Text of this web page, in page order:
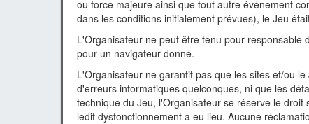
ou force majeure ainsi que tout autre événement
dans les conditions initialement prévues), le Jeu
L'Organisateur ne peut être tenu pour
pour un navigateur donné.
L'Organisateur ne garantit pas que les sites et/ou
d'erreurs informatiques quelconques, ni que les
technique du Jeu, l'Organisateur se réserve le droit
ledit dysfonctionnement a eu lieu. Aucune